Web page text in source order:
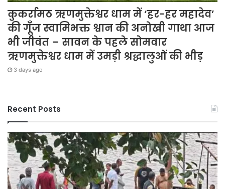
कुकर्रामठ ऋणमुक्तेश्वर धाम में ‘हर-हर महादेव’
की गूँज स्वामिभक्त श्वान की अनोखी गाथा आज
भी जीवंत – सावन के पहले सोमवार
ऋणमुक्तेश्वर धाम में उमड़ी श्रद्धालुओं की भीड़
3 days ago
Recent Posts